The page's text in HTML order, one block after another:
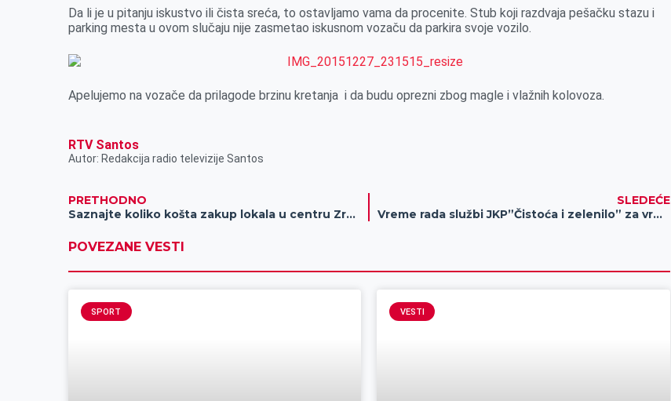
Da li je u pitanju iskustvo ili čista sreća, to ostavljamo vama da procenite. Stub koji razdvaja pešačku stazu i
parking mesta u ovom slučaju nije zasmetao iskusnom vozaču da parkira svoje vozilo.
Apelujemo na vozače da prilagode brzinu kretanja i da budu oprezni zbog magle i vlažnih kolovoza.
RTV Santos
Autor: Redakcija radio televizije Santos
PRETHODNO
Saznajte koliko košta zakup lokala u centru Zrenjanina
SLEDEĆE
Vreme rada službi JKP”Čistoća i zelenilo” za vreme praznika
POVEZANE VESTI
SPORT VESTI